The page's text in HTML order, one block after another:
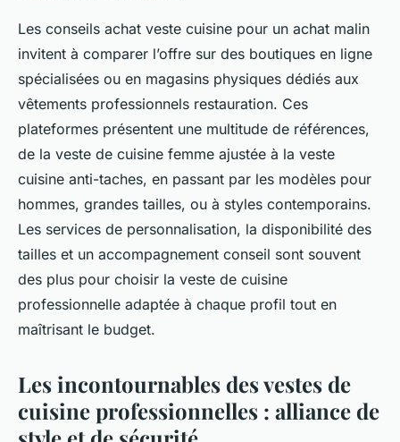
Les conseils achat veste cuisine pour un achat malin
invitent à comparer l’offre sur des boutiques en ligne
spécialisées ou en magasins physiques dédiés aux
vêtements professionnels restauration. Ces
plateformes présentent une multitude de références,
de la veste de cuisine femme ajustée à la veste
cuisine anti-taches, en passant par les modèles pour
hommes, grandes tailles, ou à styles contemporains.
Les services de personnalisation, la disponibilité des
tailles et un accompagnement conseil sont souvent
des plus pour choisir la veste de cuisine
professionnelle adaptée à chaque profil tout en
maîtrisant le budget.
Les incontournables des vestes de
cuisine professionnelles : alliance de